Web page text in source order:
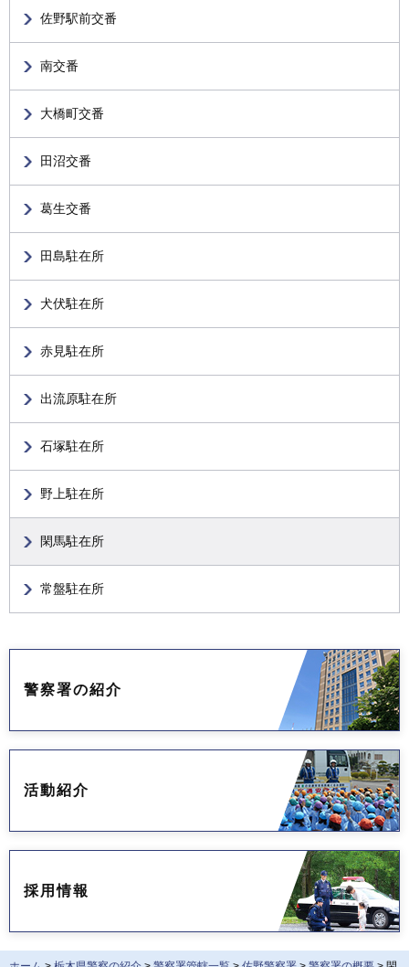
佐野駅前交番
南交番
大橋町交番
田沼交番
葛生交番
田島駐在所
犬伏駐在所
赤見駐在所
出流原駐在所
石塚駐在所
野上駐在所
閑馬駐在所
常盤駐在所
警察署の紹介
活動紹介
採用情報